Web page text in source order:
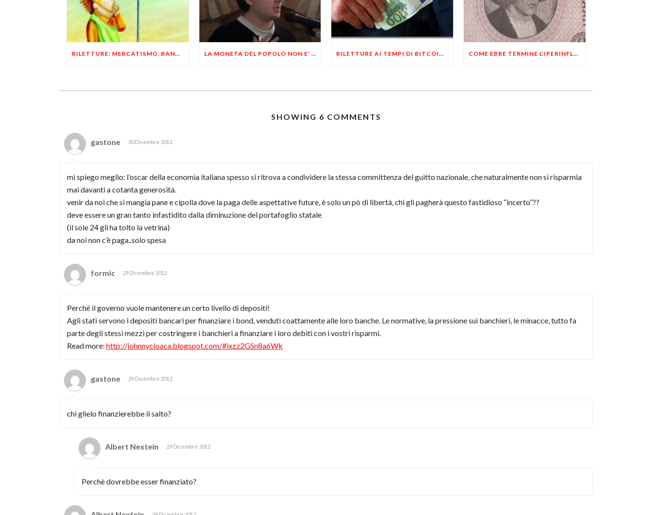
RILETTURE: MERCATISMO, BANCHE E MONETA, UN LIBERTARIO RISPONDE A UN LIBERALE LA MONETA DEL POPOLO NON E’ CERTO LA MONETA DELLO STATO RILETTURE AI TEMPI DI BITCOIN:IL DENARO E LA LEGGE COME EBBE TERMINE L’IPERINFLAZIONE DELLA REPUBBLICA DI WEIMAR?
SHOWING 6 COMMENTS
gastone 30 Dicembre 2012
mi spiego meglio: l’oscar della economia italiana spesso si ritrova a condividere la stessa committenza del guitto nazionale, che naturalmente non si risparmia
mai davanti a cotanta generosità.
venir da noi che si mangia pane e cipolla dove la paga delle aspettative future, è solo un pò di libertà, chi gli pagherà questo fastidioso “incerto”??
deve essere un gran tanto infastidito dalla diminuzione del portafoglio statale
(il sole 24 gli ha tolto la vetrina)
da noi non c’è paga..solo spesa
formic 29 Dicembre 2012
Perché il governo vuole mantenere un certo livello di depositi!
Agli stati servono i depositi bancari per finanziare i bond, venduti coattamente alle loro banche. Le normative, la pressione sui banchieri, le minacce, tutto fa
parte degli stessi mezzi per costringere i banchieri a finanziare i loro debiti con i vostri risparmi.
Read more: http://johnnycloaca.blogspot.com/#ixzz2GSn8a6Wk
gastone 29 Dicembre 2012
chi glielo finanzierebbe il salto?
Albert Nextein 29 Dicembre 2012
Perchè dovrebbe esser finanziato?